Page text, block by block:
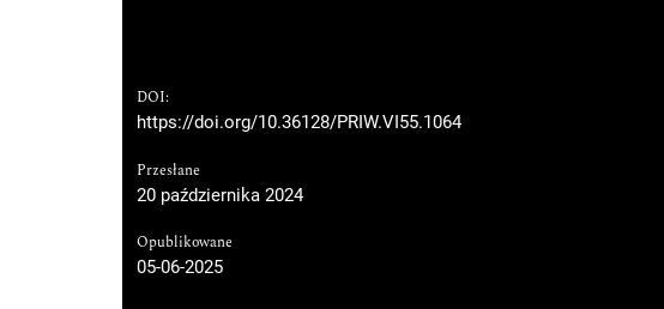
DOI:
https://doi.org/10.36128/PRIW.VI55.1064
Przesłane
20 października 2024
Opublikowane
05-06-2025